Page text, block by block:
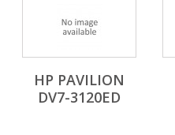
HP PAVILION
DV7-3120ED